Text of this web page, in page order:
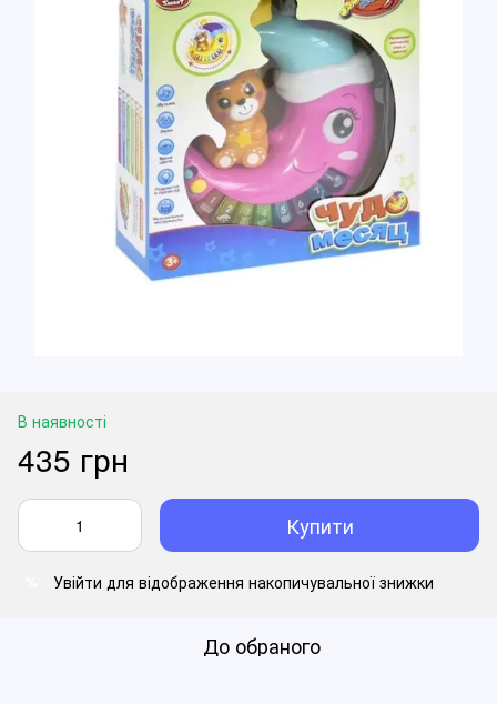
В наявності
435 грн
Купити
Увійти для відображення накопичувальної знижки
До обраного